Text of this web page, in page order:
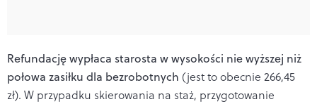
Refundację wypłaca starosta w wysokości nie wyższej niż
połowa zasiłku dla bezrobotnych (jest to obecnie 266,45
zł). W przypadku skierowania na staż, przygotowanie